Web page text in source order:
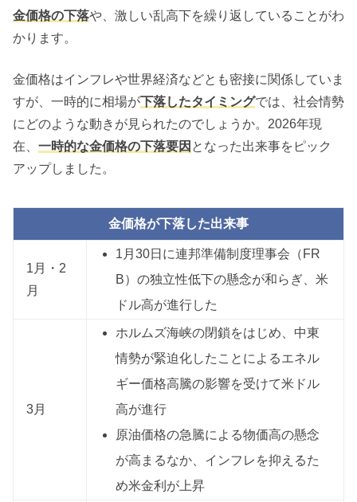
金価格の下落や、激しい乱高下を繰り返していることがわ
かります。
金価格はインフレや世界経済などとも密接に関係していま
すが、一時的に相場が下落したタイミングでは、社会情勢
にどのような動きが見られたのでしょうか。2026年現
在、 一時的な金価格の下落要因 となった出来事をピック
アップしました。
金価格が下落した出来事
1月・2
月
1月30日に連邦準備制度理事会（FR
B）の独立性低下の懸念が和らぎ、米
ドル高が進行した
3月
ホルムズ海峡の閉鎖をはじめ、中東
情勢が緊迫化したことによるエネル
ギー価格高騰の影響を受けて米ドル
高が進行
原油価格の急騰による物価高の懸念
が高まるなか、インフレを抑えるた
め米金利が上昇